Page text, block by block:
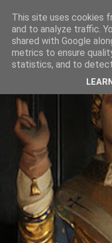
This site uses cookies
and to analyze traffic.
shared with Google
metrics to ensure
statistics, and to detect